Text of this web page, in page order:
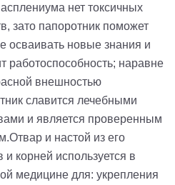
нет токсичных
зато папоротник поможет
осваивать новые знания и
работоспособность; наравне
внешностью
славится лечебными
и является проверенным
и настой из его
и корней используется в
медицине для: укрепления